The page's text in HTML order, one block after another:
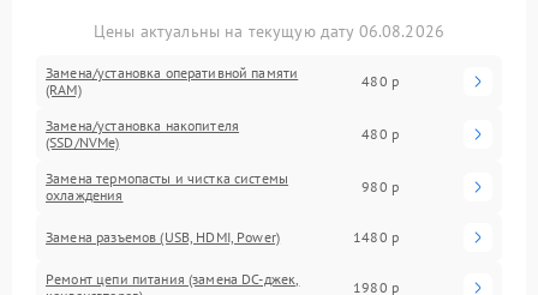
Цены актуальны на текущую дату 06.08.2026
Замена/установка оперативной памяти
(RAM)
480 р
Замена/установка накопителя
(SSD/NVMe)
480 р
Замена термопасты и чистка системы
охлаждения
980 р
Замена разъемов (USB, HDMI, Power) 1480 р
Ремонт цепи питания (замена DC-джек,
1980 р